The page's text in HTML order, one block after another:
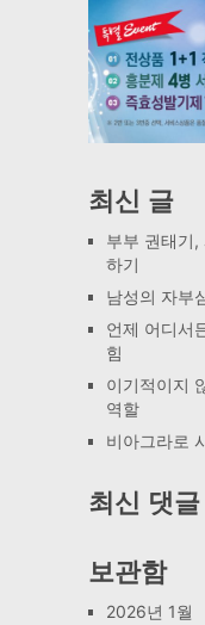
최신 글
부부 권태기
하기
남성의 자부
언제 어디서
힘
이기적이지
역할
비아그라로
최신 댓글
보관함
2026년 1월